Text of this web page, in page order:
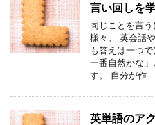
言い回しを
同じことを言
様々。 英会話
も答えは一つ
一番自然かな
す。 自分が作 …
英単語のア